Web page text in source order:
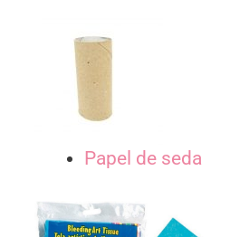
Papel de seda